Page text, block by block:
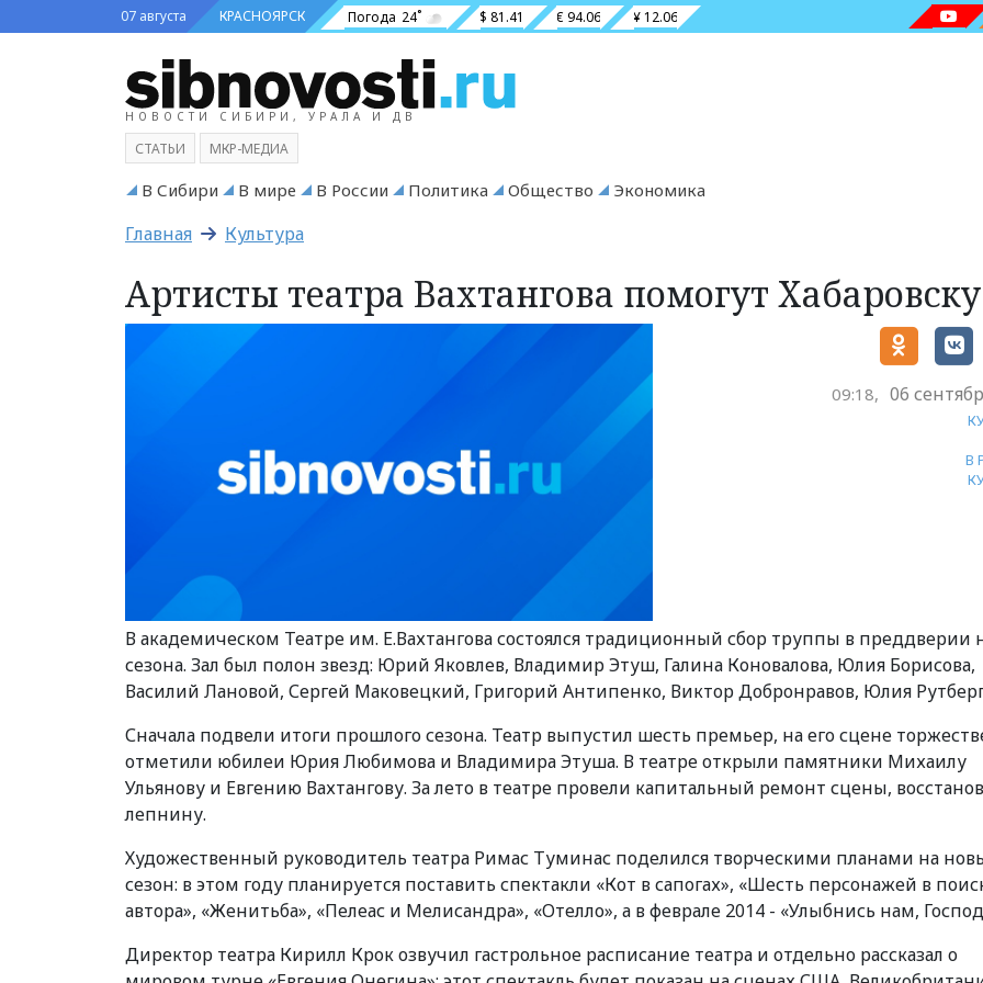
07 августа КРАСНОЯРСК Погода 24˚ $ 81.41 € 94.06 ¥ 12.06
НОВОСТИ СИБИРИ, УРАЛА И ДВ
СТАТЬИ МКР-МЕДИА
В Сибири В мире В России Политика Общество Экономика
Главная Культура
Артисты театра Вахтангова помогут Хабаровску
09:18, 06
В
В академическом Театре им. Е.Вахтангова состоялся традиционный сбор труппы в преддверии
сезона. Зал был полон звезд: Юрий Яковлев, Владимир Этуш, Галина Коновалова, Юлия Борисова,
Василий Лановой, Сергей Маковецкий, Григорий Антипенко, Виктор Добронравов, Юлия
Сначала подвели итоги прошлого сезона. Театр выпустил шесть премьер, на его сцене
отметили юбилеи Юрия Любимова и Владимира Этуша. В театре открыли памятники Михаилу
Ульянову и Евгению Вахтангову. За лето в театре провели капитальный ремонт сцены,
лепнину.
Художественный руководитель театра Римас Туминас поделился творческими планами на
сезон: в этом году планируется поставить спектакли «Кот в сапогах», «Шесть персонажей в
автора», «Женитьба», «Пелеас и Мелисандра», «Отелло», а в феврале 2014 - «Улыбнись нам,
Директор театра Кирилл Крок озвучил гастрольное расписание театра и отдельно рассказал о